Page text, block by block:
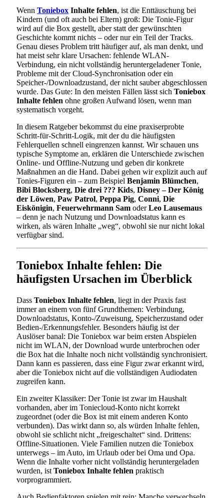
Wenn Toniebox Inhalte fehlen, ist die Enttäuschung bei
Kindern (und oft auch bei Eltern) groß: Die Tonie-Figur
wird auf die Box gestellt, aber statt der gewünschten
Geschichte kommt nichts – oder nur ein Teil der Tracks.
Genau dieses Problem tritt häufiger auf, als man denkt, und
hat meist sehr klare Ursachen: fehlende WLAN-
Verbindung, ein nicht vollständig heruntergeladener Tonie,
Probleme mit der Cloud-Synchronisation oder ein
Speicher-/Downloadzustand, der nicht sauber abgeschlossen
wurde. Das Gute: In den meisten Fällen lässt sich Toniebox
Inhalte fehlen ohne großen Aufwand lösen, wenn man
systematisch vorgeht.
In diesem Ratgeber bekommst du eine praxiserprobte
Schritt-für-Schritt-Logik, mit der du die häufigsten
Fehlerquellen schnell eingrenzen kannst. Wir schauen uns
typische Symptome an, erklären die Unterschiede zwischen
Online- und Offline-Nutzung und geben dir konkrete
Maßnahmen an die Hand. Dabei gehen wir explizit auch auf
Tonies-Figuren ein – zum Beispiel Benjamin Blümchen,
Bibi Blocksberg, Die drei ??? Kids, Disney – Der König
der Löwen, Paw Patrol, Peppa Pig, Conni, Die
Eiskönigin, Feuerwehrmann Sam oderLeo Lausemaus
– denn je nach Nutzung und Downloadstatus kann es
wirken, als wären Inhalte „weg“, obwohl sie nur nicht lokal
verfügbar sind.
Toniebox Inhalte fehlen: Die
häufigsten Ursachen im Überblick
Dass Toniebox Inhalte fehlen, liegt in der Praxis fast
immer an einem von fünf Grundthemen: Verbindung,
Downloadstatus, Konto-/Zuweisung, Speicherzustand oder
Bedien-/Erkennungsfehler. Besonders häufig ist der
Auslöser banal: Die Toniebox war beim ersten Abspielen
nicht im WLAN, der Download wurde unterbrochen oder
die Box hat die Inhalte noch nicht vollständig synchronisiert.
Dann kann es passieren, dass eine Figur zwar erkannt wird,
aber die Toniebox nicht auf die vollständigen Audiodaten
zugreifen kann.
Ein zweiter Klassiker: Der Tonie ist zwar im Haushalt
vorhanden, aber im Toniecloud-Konto nicht korrekt
zugeordnet (oder die Box ist mit einem anderen Konto
verbunden). Das wirkt dann so, als würden Inhalte fehlen,
obwohl sie schlicht nicht „freigeschaltet“ sind. Drittens:
Offline-Situationen. Viele Familien nutzen die Toniebox
unterwegs – im Auto, im Urlaub oder bei Oma und Opa.
Wenn die Inhalte vorher nicht vollständig heruntergeladen
wurden, ist Toniebox Inhalte fehlen praktisch
vorprogrammiert.